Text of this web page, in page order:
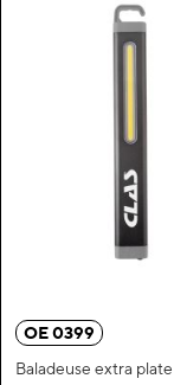
OE 0399
Baladeuse extra plate